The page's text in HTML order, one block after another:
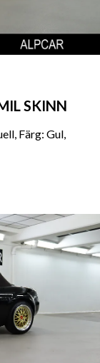
SKINN
Färg: Gul,